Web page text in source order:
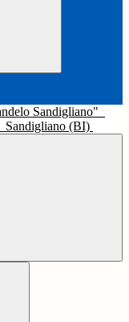
Sandigliano (BI)